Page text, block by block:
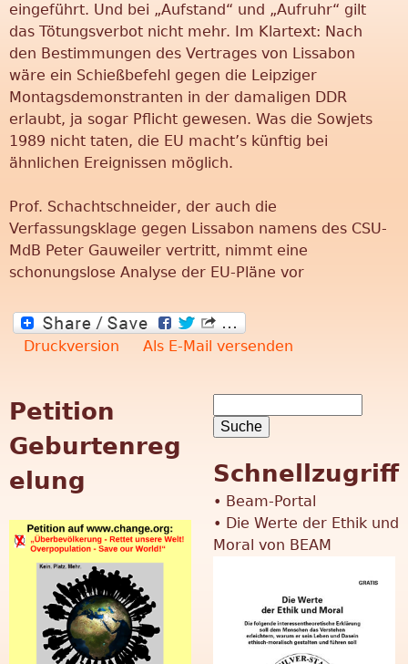
g
"
eingeführt. Und bei „Aufstand“ und „Aufruhr“ gilt
das Tötungsverbot nicht mehr. Im Klartext: Nach
den Bestimmungen des Vertrages von Lissabon
wäre ein Schießbefehl gegen die Leipziger
Montagsdemonstranten in der damaligen DDR
erlaubt, ja sogar Pflicht gewesen. Was die Sowjets
1989 nicht taten, die EU macht’s künftig bei
ähnlichen Ereignissen möglich.
Prof. Schachtschneider, der auch die
Verfassungsklage gegen Lissabon namens des CSU-
MdB Peter Gauweiler vertritt, nimmt eine
schonungslose Analyse der EU-Pläne vor
Druckversion Als E-Mail versenden
Petition
Geburtenreg
elung
S
u
c
h
u
h
Schnellzugriff
• Beam-Portal
• Die Werte der Ethik und
Moral von BEAM